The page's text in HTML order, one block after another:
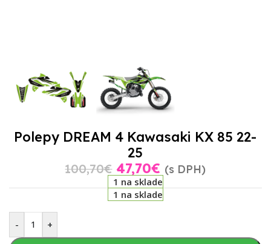
Polepy DREAM 4 Kawasaki KX 85 22-
25
100,70€ 47,70€ (s DPH)
1 na sklade
1 na sklade
- +